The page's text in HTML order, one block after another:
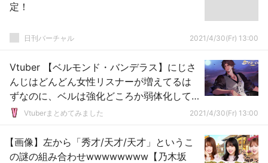
定！
日刊バーチャル 2021/4/30(Fr) 13:00
Vtuber 【ベルモンド・バンデラス】にじさ
んじはどんどん女性リスナーが増えてるは
ずなのに、ベルは強化どころか弱体化して
るのは何故？
Vtuberまとめてみました 2021/4/30(Fr) 13:00
【画像】左から「秀才/天才/天才」というこ
の謎の組み合わせwwwwwwww【乃木坂